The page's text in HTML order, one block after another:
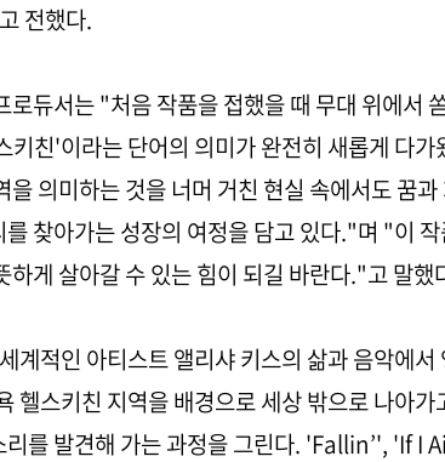
전했다.
로듀서는 "처음 작품을 접했을 때 무대 위에서
키친'이라는 단어의 의미가 완전히 새롭게 다가
을 의미하는 것을 너머 거친 현실 속에서도 꿈
찾아가는 성장의 여정을 담고 있다."며 "이
하게 살아갈 수 있는 힘이 되길 바란다."고 말했
계적인 아티스트 앨리샤 키스의 삶과 음악에
헬스키친 지역을 배경으로 세상 밖으로 나아
리를 발견해 가는 과정을 그린다. 'Fallin’', 'If